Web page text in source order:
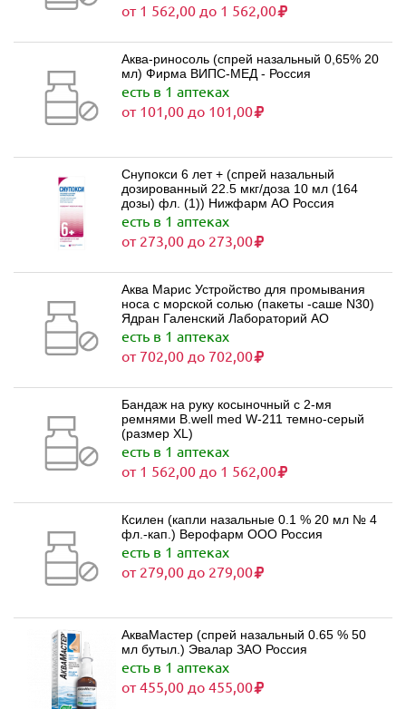
от 1 562,00 до 1 562,00
Аква-риносоль (спрей назальный 0,65% 20
мл) Фирма ВИПС-МЕД - Россия
есть в 1 аптеках
от 101,00 до 101,00
Снупокси 6 лет + (спрей назальный
дозированный 22.5 мкг/доза 10 мл (164
дозы) фл. (1)) Нижфарм АО Россия
есть в 1 аптеках
от 273,00 до 273,00
Аква Марис Устройство для промывания
носа с морской солью (пакеты -саше N30)
Ядран Галенский Лабораторий АО
есть в 1 аптеках
от 702,00 до 702,00
Бандаж на руку косыночный с 2-мя
ремнями B.well med W-211 темно-серый
(размер XL)
есть в 1 аптеках
от 1 562,00 до 1 562,00
Ксилен (капли назальные 0.1 % 20 мл № 4
фл.-кап.) Верофарм ООО Россия
есть в 1 аптеках
от 279,00 до 279,00
АкваМастер (спрей назальный 0.65 % 50
мл бутыл.) Эвалар ЗАО Россия
есть в 1 аптеках
от 455,00 до 455,00